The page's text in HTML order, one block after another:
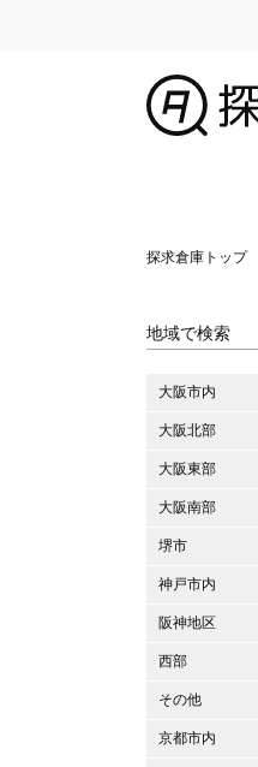
探求倉庫トップ
地域で検索
大阪市内
大阪北部
大阪東部
大阪南部
堺市
神戸市内
阪神地区
西部
その他
京都市内